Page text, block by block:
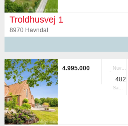
Troldhusvej 1
8970 Havndal
4.995.000 - Nuvær.
482
Samlet